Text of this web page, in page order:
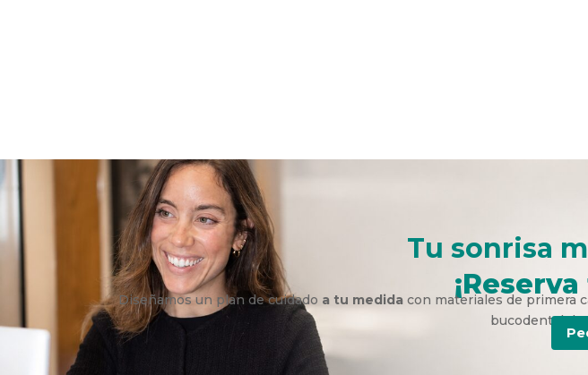
Tu sonrisa
Diseñamos un plan de cuidado a tu medidacon materiales de primera
bucodental